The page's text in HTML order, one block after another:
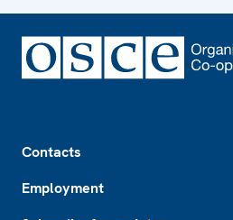
Contacts
Employment